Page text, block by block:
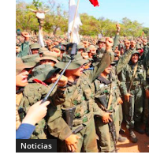
Noticias